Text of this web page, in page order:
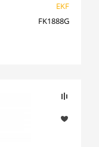
EKF
FK1888G